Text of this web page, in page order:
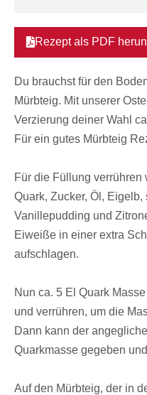
Rezept als PDF
Du brauchst für den
Mürbteig. Mit unserer
Verzierung deiner Wahl
Für ein gutes Mürbteig
Für die Füllung
Quark, Zucker, Öl,
Vanillepudding und
Eiweiße in einer extra
aufschlagen.
Nun ca. 5 El Quark
und verrühren, um die
Dann kann der
Quarkmasse gegeben
Auf den Mürbteig, der in